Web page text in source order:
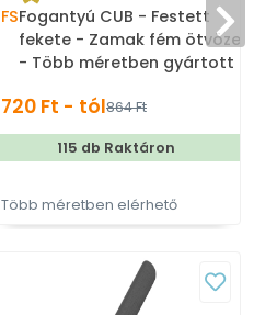
FSFogantyú CUB - Festett
fekete - Zamak fém ötvözet
- Több méretben gyártott
720 Ft - tól864 Ft
115 db Raktáron
Több méretben elérhető